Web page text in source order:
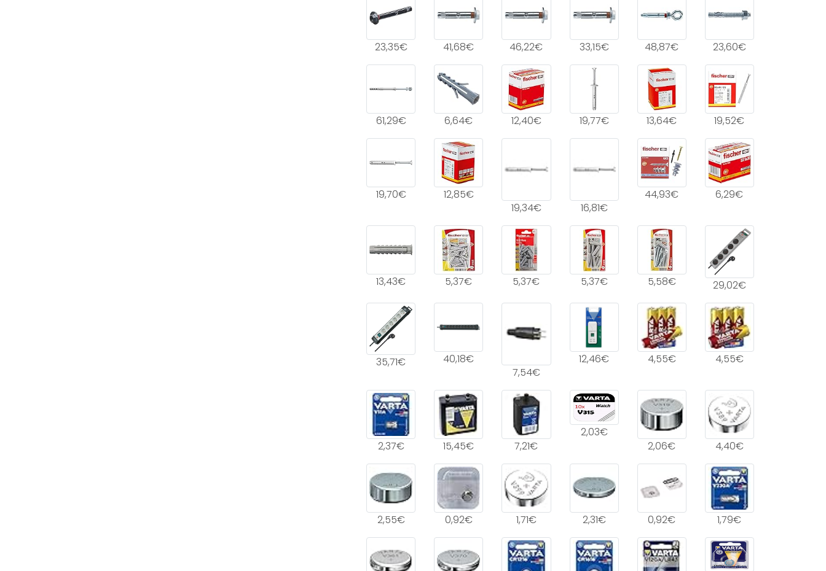
23,35€ 41,68€ 46,22€ 33,15€ 48,87€ 23,60€
61,29€ 6,64€ 12,40€ 19,77€ 13,64€ 19,52€
19,70€
12,85€
19,34€
16,81€
44,93€ 6,29€
13,43€ 5,37€ 5,37€ 5,37€ 5,58€ 29,02€
35,71€
40,18€
7,54€
12,46€ 4,55€ 4,55€
2,37€ 15,45€ 7,21€
2,03€
2,06€
4,40€
2,55€ 0,92€ 1,71€ 2,31€ 0,92€ 1,79€